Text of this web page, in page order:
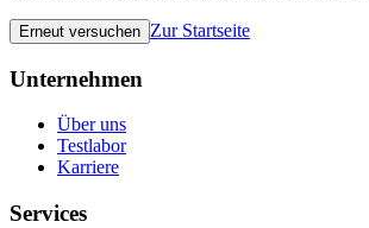
Erneut versuchen Zur Startseite
Unternehmen
Über uns
Testlabor
Karriere
Services